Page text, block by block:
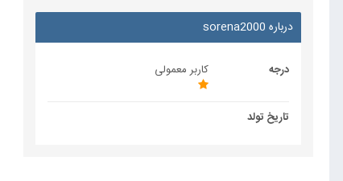
درباره sorena2000
درجه کاربر معمولی
تاریخ تولد